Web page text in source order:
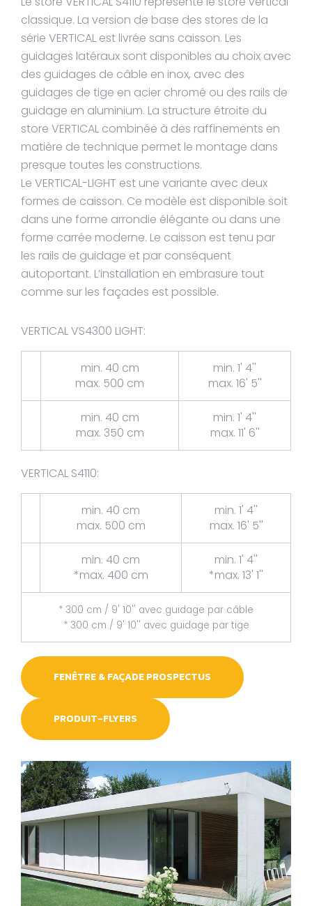
classique. La version de base des stores de la
série VERTICAL est livrée sans caisson. Les
guidages latéraux sont disponibles au choix avec
des guidages de câble en inox, avec des
guidages de tige en acier chromé ou des rails de
guidage en aluminium. La structure étroite du
store VERTICAL combinée à des raffinements en
matière de technique permet le montage dans
presque toutes les constructions.
Le VERTICAL-LIGHT est une variante avec deux
formes de caisson. Ce modèle est disponible soit
dans une forme arrondie élégante ou dans une
forme carrée moderne. Le caisson est tenu par
les rails de guidage et par conséquent
autoportant. L’installation en embrasure tout
comme sur les façades est possible.
VERTICAL VS4300 LIGHT:
min. 40 cm
max. 500 cm
min. 1' 4''
max. 16' 5''
min. 40 cm
max. 350 cm
min. 1' 4''
max. 11' 6''
VERTICAL S4110:
min. 40 cm
max. 500 cm
min. 1' 4''
max. 16' 5''
min. 40 cm
*max. 400 cm
min. 1' 4''
*max. 13' 1''
* 300 cm / 9' 10'' avec guidage par câble
* 300 cm / 9' 10'' avec guidage par tige
FENÊTRE & FAÇADE PROSPECTUS
PRODUIT-FLYERS